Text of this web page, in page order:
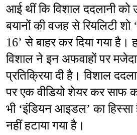
आई थीं कि विशाल ददलानी को
बयानों की वजह से रियलिटी
16’ से बाहर कर दिया गया है।
विशाल ने इन अफवाहों पर
प्रतिक्रिया दी है। विशाल
पर एक वीडियो शेयर कर साफ
भी ‘इंडियन आइडल’ का
नहीं हटाया गया है।